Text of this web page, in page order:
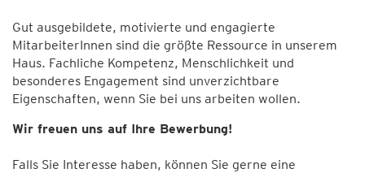
Gut ausgebildete, motivierte und engagierte
MitarbeiterInnen sind die größte Ressource in unserem
Haus. Fachliche Kompetenz, Menschlichkeit und
besonderes Engagement sind unverzichtbare
Eigenschaften, wenn Sie bei uns arbeiten wollen.
Wir freuen uns auf Ihre Bewerbung!
Falls Sie Interesse haben, können Sie gerne eine